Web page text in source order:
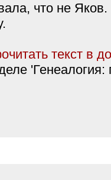
что не
текст в
'Генеалогия: